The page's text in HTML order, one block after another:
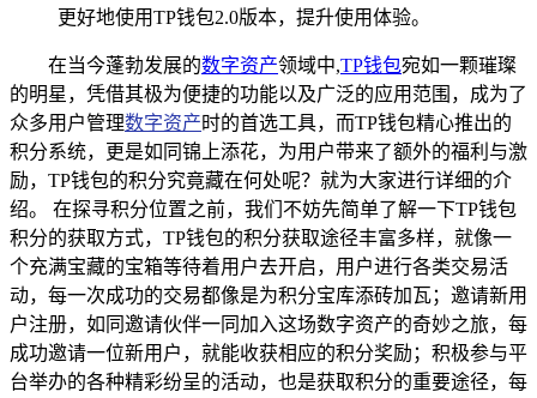
更好地使用TP钱包2.0版本，提升使用体验。
在当今蓬勃发展的数字资产领域中,TP钱包宛如一颗璀璨
的明星，凭借其极为便捷的功能以及广泛的应用范围，成为了
众多用户管理数字资产时的首选工具，而TP钱包精心推出的
积分系统，更是如同锦上添花，为用户带来了额外的福利与激
励，TP钱包的积分究竟藏在何处呢？就为大家进行详细的介
绍。 在探寻积分位置之前，我们不妨先简单了解一下TP钱包
积分的获取方式，TP钱包的积分获取途径丰富多样，就像一
个充满宝藏的宝箱等待着用户去开启，用户进行各类交易活
动，每一次成功的交易都像是为积分宝库添砖加瓦；邀请新用
户注册，如同邀请伙伴一同加入这场数字资产的奇妙之旅，每
成功邀请一位新用户，就能收获相应的积分奖励；积极参与平
台举办的各种精彩纷呈的活动，也是获取积分的重要途径，每